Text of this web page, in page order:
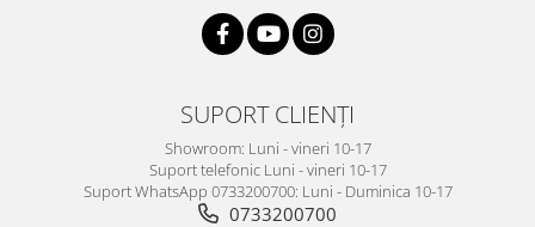
SUPORT CLIENȚI
Showroom: Luni - vineri 10-17
Suport telefonic Luni - vineri 10-17
Suport WhatsApp 0733200700: Luni - Duminica 10-17
0733200700